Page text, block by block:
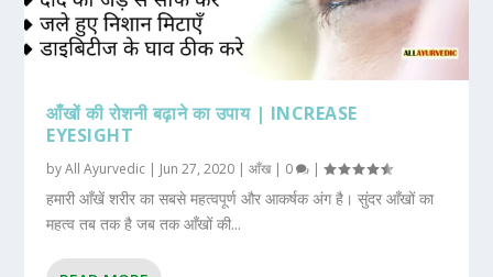
आँखों की रोशनी बढ़ाने का उपाय | INCREASE
EYESIGHT
byAll Ayurvedic | Jun 27, 2020 |आँख| 0 |
हमारी आँखें शरीर का सबसे महत्वपूर्ण और आकर्षक अंग है। सुंदर आँखों का
महत्व तब तक है जब तक आँखों की...